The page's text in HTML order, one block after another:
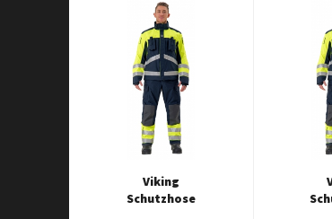
Viking
Schutzhose